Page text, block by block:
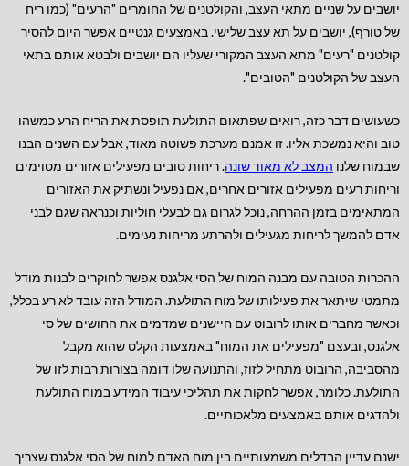
יושבים על שניים מתאי העצב, והקולטנים של החומרים "הרעים" (כמו ריח
של טורף), יושבים על תא עצב שלישי. באמצעים גנטיים אפשר היום להסיר
קולטנים "רעים" מתא העצב המקורי שעליו הם יושבים ולבטא אותם בתאי
העצב של הקולטנים "הטובים".
כשעושים דבר כזה, רואים שפתאום התולעת תופסת את הריח הרע כמשהו
טוב והיא נמשכת אליו. זו אמנם מערכת פשוטה מאוד, אבל עם השנים הבנו
שבמוח שלנו המצב לא מאוד שונה. ריחות טובים מפעילים אזורים מסוימים
וריחות רעים מפעילים אזורים אחרים, אם נפעיל ונשתיק את האזורים
המתאימים בזמן ההרחה, נוכל לגרום גם לבעלי חוליות וכנראה שגם לבני
אדם להמשך לריחות מגעילים ולהרתע מריחות נעימים.
ההכרות הטובה עם מבנה המוח של הסי אלגנס אפשר לחוקרים לבנות מודל
מתמטי שיתאר את פעילותו של מוח התולעת. המודל הזה עובד לא רע בכלל,
וכאשר מחברים אותו לרובוט עם חיישנים שמדמים את החושים של סי
אלגנס, ובעצם "מפעילים את המוח" באמצעות הקלט שהוא מקבל
מהסביבה, הרובוט מתחיל לזוז, והתנועה שלו דומה בצורות רבות לזו של
התולעת. כלומר, אפשר לחקות את תהליכי עיבוד המידע במוח התולעת
ולהדגים אותם באמצעים מלאכותיים.
ישנם עדיין הבדלים משמעותיים בין מוח האדם למוח של הסי אלגנס שצריך